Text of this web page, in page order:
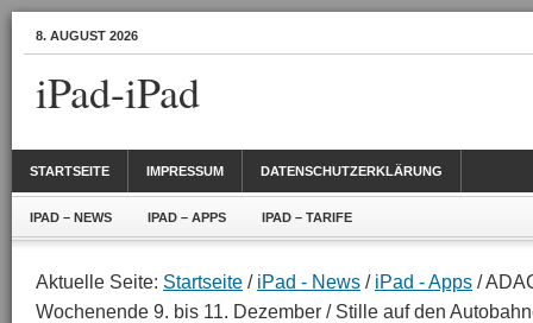
8. AUGUST 2026
iPad-iPad
STARTSEITE IMPRESSUM DATENSCHUTZERKLÄRUNG
IPAD – NEWS IPAD – APPS IPAD – TARIFE
Aktuelle Seite: Startseite / iPad - News / iPad - Apps /
Wochenende 9. bis 11. Dezember / Stille auf den